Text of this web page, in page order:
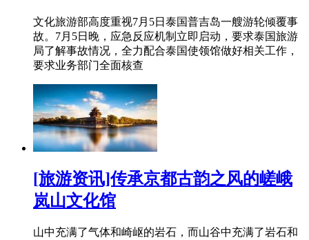
文化旅游部高度重视7月5日泰国普吉岛一艘游轮倾覆事
故。7月5日晚，应急反应机制立即启动，要求泰国旅游
局了解事故情况，全力配合泰国使领馆做好相关工作，
要求业务部门全面核查
[旅游资讯]传承京都古韵之风的嵯峨
岚山文化馆
山中充满了气体和崎岖的岩石，而山谷中充满了岩石和